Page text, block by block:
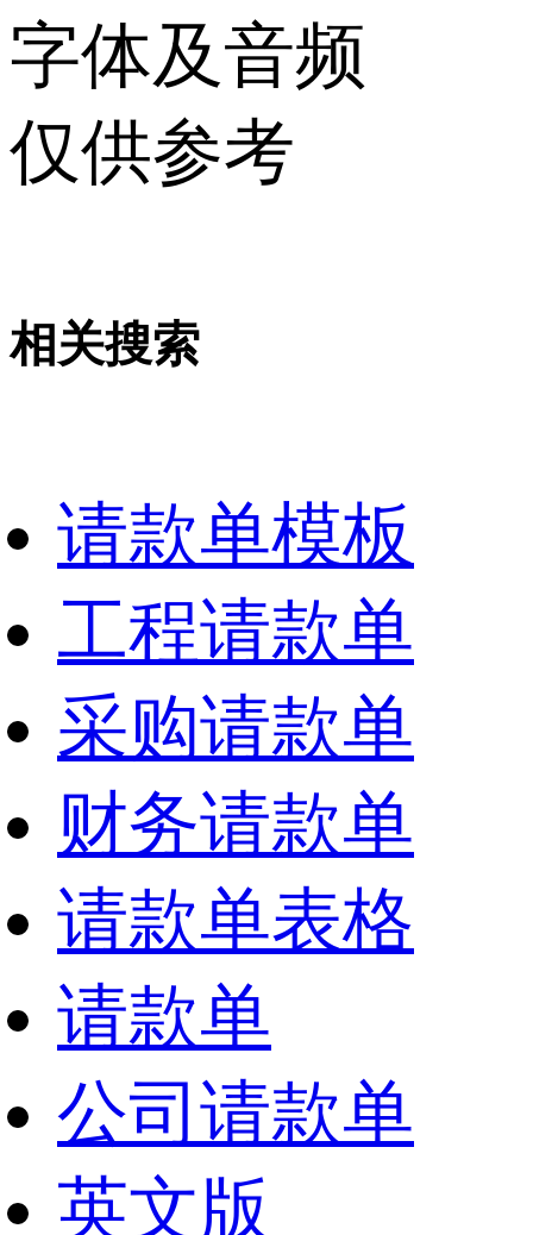
字体及音频
仅供参考
相关搜索
请款单模板
工程请款单
采购请款单
财务请款单
请款单表格
请款单
公司请款单
英文版